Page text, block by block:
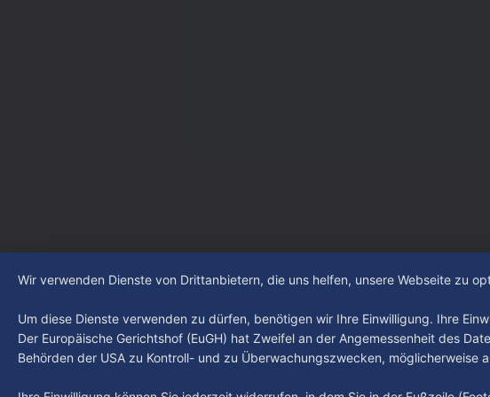
Wir verwenden Dienste von Drittanbietern, die uns helfen, unsere Webseite zu
Um diese Dienste verwenden zu dürfen, benötigen wir Ihre Einwilligung. Ihre
Der Europäische Gerichtshof (EuGH) hat Zweifel an der Angemessenheit des
Behörden der USA zu Kontroll- und zu Überwachungszwecken,